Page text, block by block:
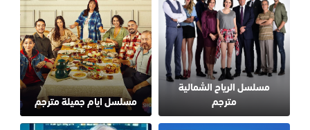
مسلسل الرياح الشمالية
مترجم
مسلسل ايام جميلة مترجم